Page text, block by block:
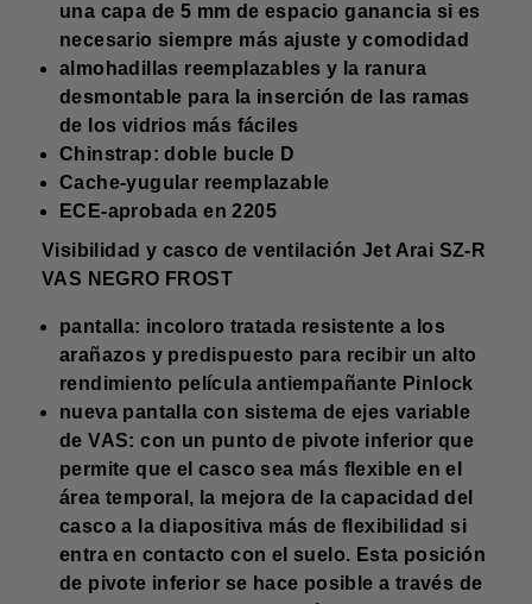
una capa de 5 mm de espacio ganancia si es
necesario siempre más ajuste y comodidad
almohadillas reemplazables y la ranura
desmontable para la inserción de las ramas
de los vidrios más fáciles
Chinstrap: doble bucle D
Cache-yugular reemplazable
ECE-aprobada en 2205
Visibilidad y casco de ventilación Jet Arai SZ-R
VAS NEGRO FROST
pantalla: incoloro tratada resistente a los
arañazos y predispuesto para recibir un alto
rendimiento película antiempañante Pinlock
nueva pantalla con sistema de ejes variable
de VAS: con un punto de pivote inferior que
permite que el casco sea más flexible en el
área temporal, la mejora de la capacidad del
casco a la diapositiva más de flexibilidad si
entra en contacto con el suelo. Esta posición
de pivote inferior se hace posible a través de